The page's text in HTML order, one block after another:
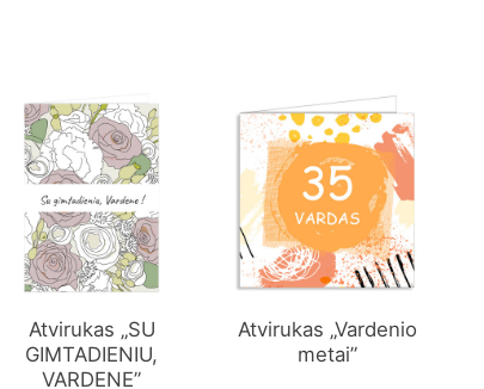
Atvirukas „SU
GIMTADIENIU,
VARDENE”
Atvirukas „Vardenio
metai”